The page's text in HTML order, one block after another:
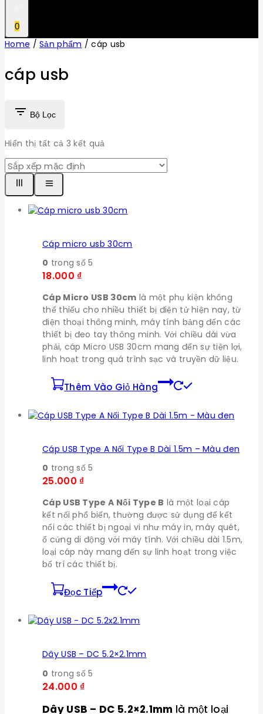
0
Home / Sản phẩm / cáp usb
cáp usb
Bộ Lọc
Hiển thị tất cả 3 kết quả
Cáp micro usb 30cm
0 trong số 5
18.000 ₫
Cáp Micro USB 30cm là một phụ kiện không
thể thiếu cho nhiều thiết bị điện tử hiện nay, từ
điện thoại thông minh, máy tính bảng đến các
thiết bị đeo tay thông minh. Với chiều dài vừa
phải, cáp Micro USB 30cm mang đến sự tiện lợi,
linh hoạt trong quá trình sạc và truyền dữ liệu.
Thêm Vào Giỏ Hàng
Cáp USB Type A Nối Type B Dài 1.5m – Màu đen
0 trong số 5
25.000 ₫
Cáp USB Type A Nối Type B là một loại cáp
kết nối phổ biến, thường được sử dụng để kết
nối các thiết bị ngoại vi như máy in, máy quét,
ổ cứng di động với máy tính. Với chiều dài 1.5m,
loại cáp này mang đến sự linh hoạt trong việc
bố trí các thiết bị.
Đọc Tiếp
Dây USB – DC 5.2×2.1mm
0 trong số 5
24.000 ₫
Dây USB – DC 5.2×2.1mm là một loại